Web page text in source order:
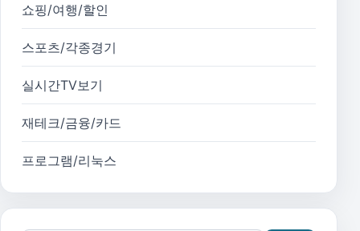
쇼핑/여행/할인
스포츠/각종경기
실시간TV보기
재테크/금융/카드
프로그램/리눅스